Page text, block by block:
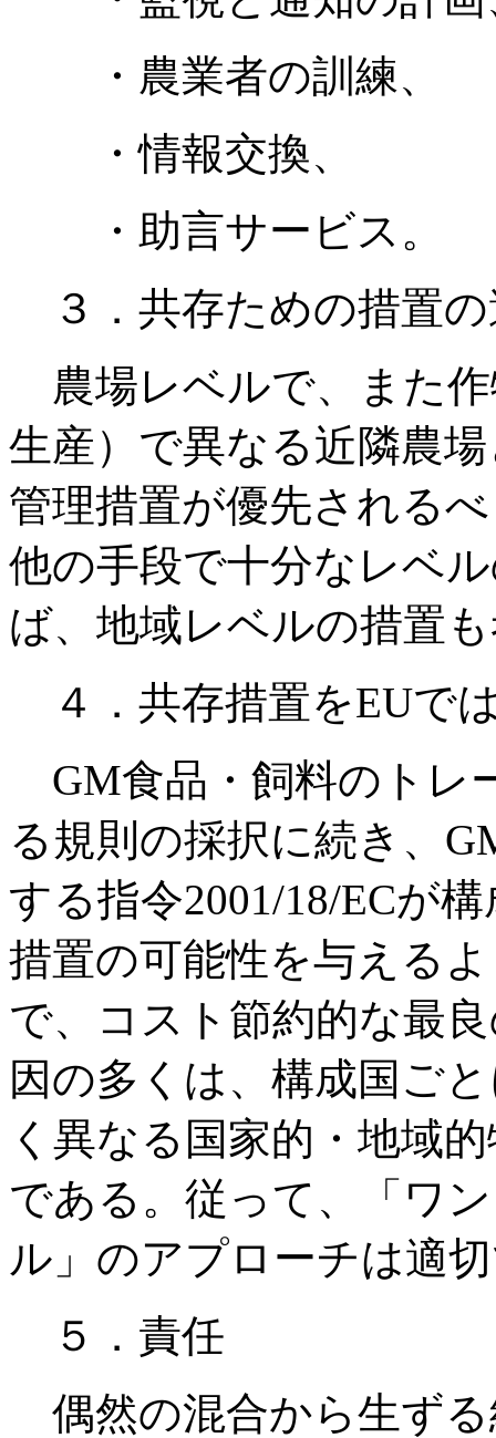
・農業者の訓練、
・情報交換、
・助言サービス。
３．共存ための措置の
農場レベルで、また
生産）で異なる近隣農
管理措置が優先される
他の手段で十分なレベ
ば、地域レベルの措置
４．共存措置をEUで
GM食品・飼料のトレ
る規則の採択に続き、
する指令2001/18/ECが
措置の可能性を与える
で、コスト節約的な最
因の多くは、構成国ご
く異なる国家的・地域
である。従って、「ワ
ル」のアプローチは適
５．責任
偶然の混合から生ず